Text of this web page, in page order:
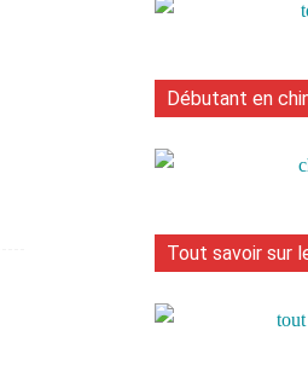
Débutant en
Tout savoir sur